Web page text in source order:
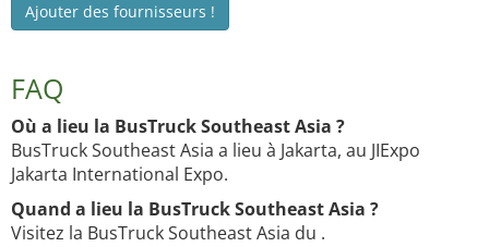
Ajouter des fournisseurs !
FAQ
Où a lieu la BusTruck Southeast Asia ?
BusTruck Southeast Asia a lieu à Jakarta, au JIExpo
Jakarta International Expo.
Quand a lieu la BusTruck Southeast Asia ?
Visitez la BusTruck Southeast Asia du .